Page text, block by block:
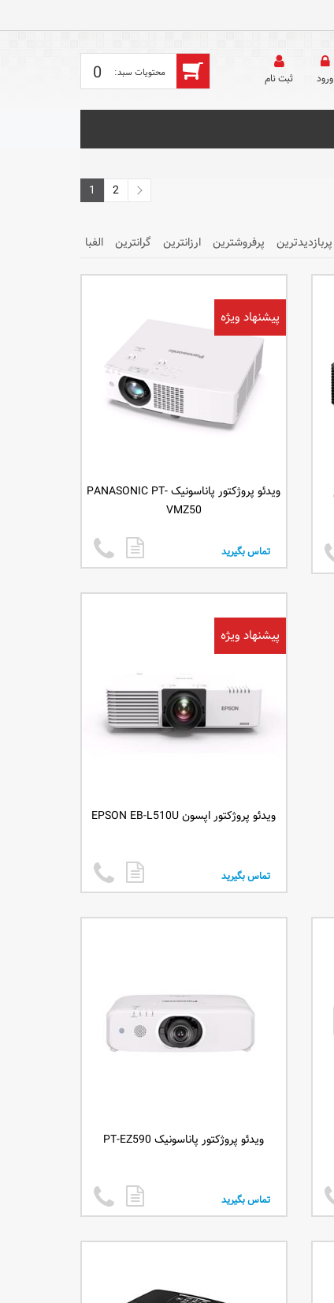
0 ورود ثبت‌ نام
1 2
پربازدیدترین پرفروشترین ارزانترین گرانترین الفبا
پیشنهاد ویژه
ویدئو پروژکتور پاناسونیک PANASONIC PT-
VMZ50
تماس بگیرید
پیشنهاد ویژه
ویدئو پروژکتور اپسون EPSON EB-L510U
تماس بگیرید
ویدئو پروژکتور پاناسونیک PT-EZ590
تماس بگیرید